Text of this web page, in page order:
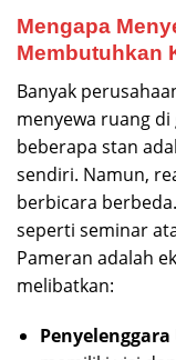
Mengapa
Membutuhkan
Banyak
menyewa ruang
beberapa stan
sendiri. Namun,
berbicara
seperti seminar
Pameran adalah
melibatkan: